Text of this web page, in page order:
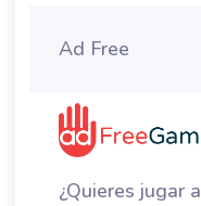
Ad Free
¿Quieres jugar a